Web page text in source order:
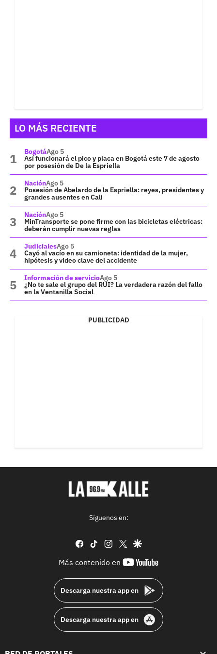
LO MÁS RECIENTE
BogotáAgo 5
Así funcionará el pico y placa en Bogotá este 7 de agosto
por posesión de De la Espriella
NaciónAgo 5
Posesión de Abelardo de la Espriella: reyes, presidentes y
grandes ausentes en Cali
NaciónAgo 5
MinTransporte se pone firme con las bicicletas eléctricas:
deberán cumplir nuevas reglas
JudicialesAgo 5
Cayó al vacío en su camioneta: identidad de la mujer,
hipótesis y video clave del accidente
Información de servicioAgo 5
¿No te sale el grupo del RUI? La verdadera razón del fallo
en la Ventanilla Social
PUBLICIDAD
Síguenos en:
facebook
tiktok instagram
twittergoogle
Más contenido en
youtube-
Descarga nuestra app en
Descarga nuestra app en